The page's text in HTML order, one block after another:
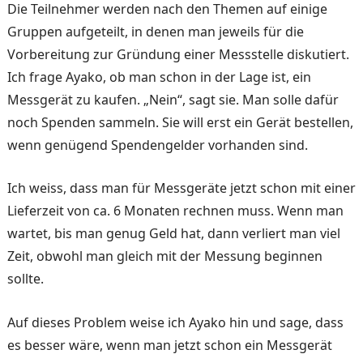
Die Teilnehmer werden nach den Themen auf einige
Gruppen aufgeteilt, in denen man jeweils für die
Vorbereitung zur Gründung einer Messstelle diskutiert.
Ich frage Ayako, ob man schon in der Lage ist, ein
Messgerät zu kaufen. „Nein“, sagt sie. Man solle dafür
noch Spenden sammeln. Sie will erst ein Gerät bestellen,
wenn genügend Spendengelder vorhanden sind.
Ich weiss, dass man für Messgeräte jetzt schon mit einer
Lieferzeit von ca. 6 Monaten rechnen muss. Wenn man
wartet, bis man genug Geld hat, dann verliert man viel
Zeit, obwohl man gleich mit der Messung beginnen
sollte.
Auf dieses Problem weise ich Ayako hin und sage, dass
es besser wäre, wenn man jetzt schon ein Messgerät